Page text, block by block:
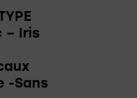
– Iris
-Sans